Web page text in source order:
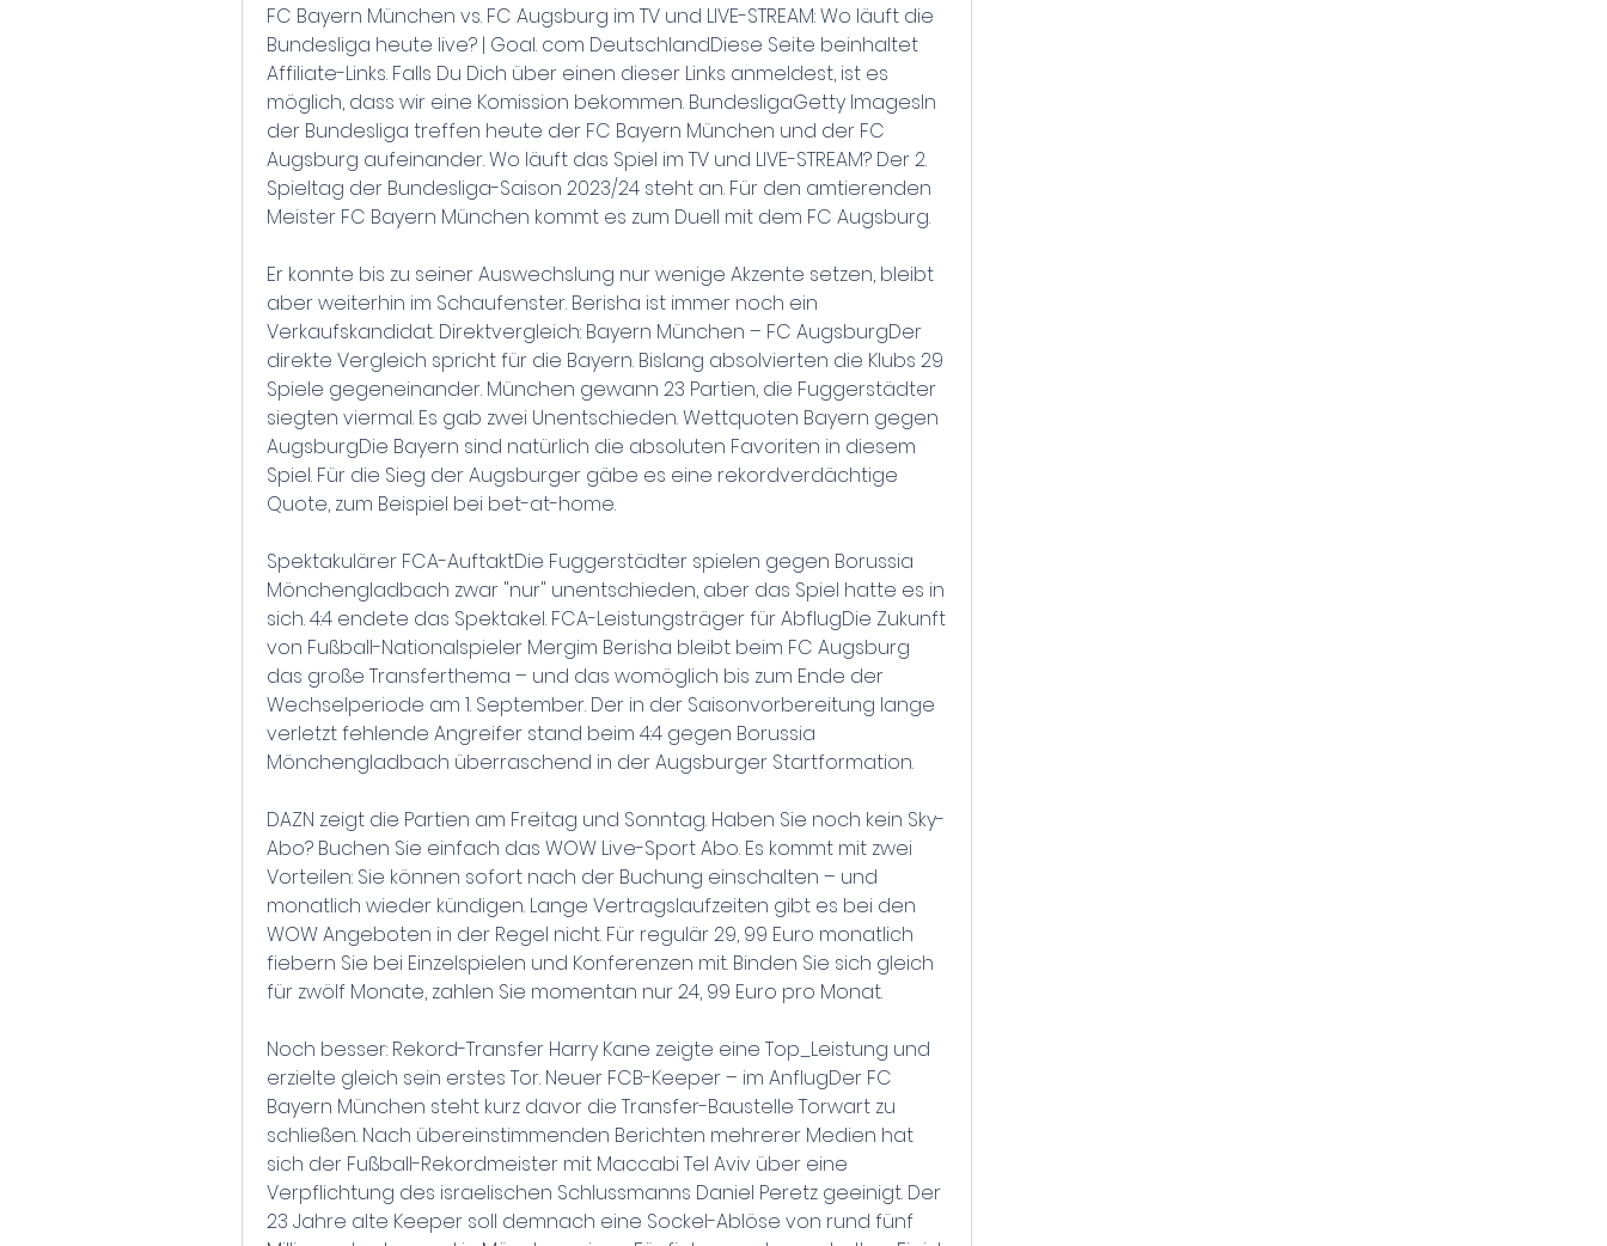
FC Bayern München vs. FC Augsburg im TV und LIVE-STREAM: Wo läuft die
Bundesliga heute live? | Goal. com DeutschlandDiese Seite beinhaltet
Affiliate-Links. Falls Du Dich über einen dieser Links anmeldest, ist es
möglich, dass wir eine Komission bekommen. BundesligaGetty ImagesIn
der Bundesliga treffen heute der FC Bayern München und der FC
Augsburg aufeinander. Wo läuft das Spiel im TV und LIVE-STREAM? Der 2.
Spieltag der Bundesliga-Saison 2023/24 steht an. Für den amtierenden
Meister FC Bayern München kommt es zum Duell mit dem FC Augsburg.
Er konnte bis zu seiner Auswechslung nur wenige Akzente setzen, bleibt
aber weiterhin im Schaufenster. Berisha ist immer noch ein
Verkaufskandidat. Direktvergleich: Bayern München – FC AugsburgDer
direkte Vergleich spricht für die Bayern. Bislang absolvierten die Klubs 29
Spiele gegeneinander. München gewann 23 Partien, die Fuggerstädter
siegten viermal. Es gab zwei Unentschieden. Wettquoten Bayern gegen
AugsburgDie Bayern sind natürlich die absoluten Favoriten in diesem
Spiel. Für die Sieg der Augsburger gäbe es eine rekordverdächtige
Quote, zum Beispiel bei bet-at-home.
Spektakulärer FCA-AuftaktDie Fuggerstädter spielen gegen Borussia
Mönchengladbach zwar "nur" unentschieden, aber das Spiel hatte es in
sich. 4:4 endete das Spektakel. FCA-Leistungsträger für AbflugDie Zukunft
von Fußball-Nationalspieler Mergim Berisha bleibt beim FC Augsburg
das große Transferthema – und das womöglich bis zum Ende der
Wechselperiode am 1. September. Der in der Saisonvorbereitung lange
verletzt fehlende Angreifer stand beim 4:4 gegen Borussia
Mönchengladbach überraschend in der Augsburger Startformation.
DAZN zeigt die Partien am Freitag und Sonntag. Haben Sie noch kein Sky-
Abo? Buchen Sie einfach das WOW Live-Sport Abo. Es kommt mit zwei
Vorteilen: Sie können sofort nach der Buchung einschalten – und
monatlich wieder kündigen. Lange Vertragslaufzeiten gibt es bei den
WOW Angeboten in der Regel nicht. Für regulär 29, 99 Euro monatlich
fiebern Sie bei Einzelspielen und Konferenzen mit. Binden Sie sich gleich
für zwölf Monate, zahlen Sie momentan nur 24, 99 Euro pro Monat.
Noch besser: Rekord-Transfer Harry Kane zeigte eine Top_Leistung und
erzielte gleich sein erstes Tor. Neuer FCB-Keeper – im AnflugDer FC
Bayern München steht kurz davor die Transfer-Baustelle Torwart zu
schließen. Nach übereinstimmenden Berichten mehrerer Medien hat
sich der Fußball-Rekordmeister mit Maccabi Tel Aviv über eine
Verpflichtung des israelischen Schlussmanns Daniel Peretz geeinigt. Der
23 Jahre alte Keeper soll demnach eine Sockel-Ablöse von rund fünf